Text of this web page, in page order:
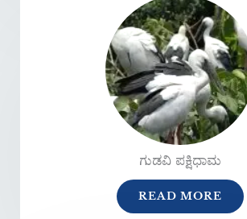
ಗುಡವಿ ಪಕ್ಷಿಧಾಮ
READ MORE